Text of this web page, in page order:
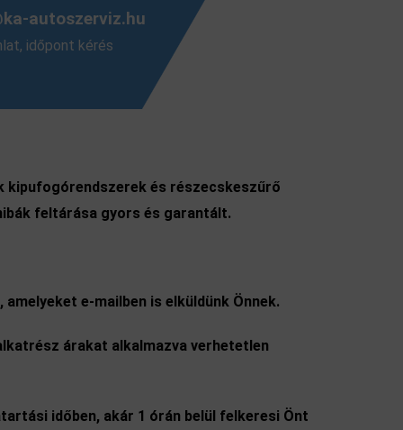
autoszerviz.hu
időpont kérés
kipufogórendszerek és részecskeszűrő
feltárása gyors és garantált.
e-mailben is elküldünk Önnek.
árakat alkalmazva verhetetlen
időben, akár 1 órán belül felkeresi Önt